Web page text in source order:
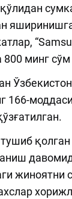
минг сўм
166-
қолган
жиноятни